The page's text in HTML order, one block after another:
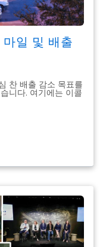
일 및 배출
찬 배출 감소 목표를
니다. 여기에는 이콜